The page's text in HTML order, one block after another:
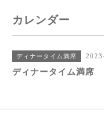
カレンダー
ディナータイム満席
ディナータイム満席